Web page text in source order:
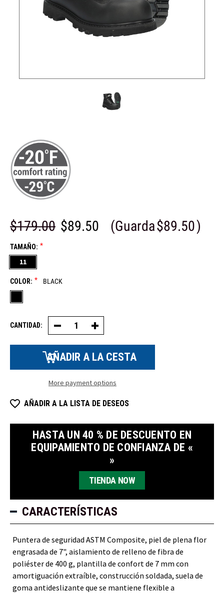
$179.00 $89.50 (Guarda$89.50)
TAMAÑO: *
11
COLOR: * BLACK
CANTIDAD: Disminuir
la
cantidad
de
botas
puntera
seguridad
material
compuesto
Aumentar
la
cantidad
botas
puntera
seguridad
material
compuesto
More payment options
AÑADIR A LA LISTA DE DESEOS
HASTA UN 40 % DE DESCUENTO EN
EQUIPAMIENTO DE CONFIANZA DE «
»
TIENDA NOW
CARACTERÍSTICAS
Puntera de seguridad ASTM Composite, piel de plena flor
engrasada de 7", aislamiento de relleno de fibra de
poliéster de 400 g, plantilla de confort de 7 mm con
amortiguación extraíble, construcción soldada, suela de
goma antideslizante que se mantiene flexible a